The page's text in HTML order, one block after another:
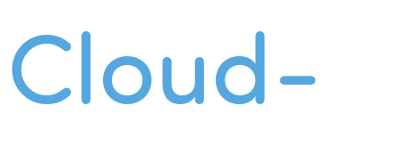
Cloud-